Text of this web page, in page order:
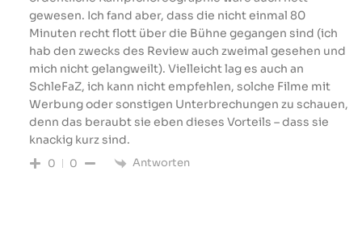
gewesen. Ich fand aber, dass die nicht einmal 80
Minuten recht flott über die Bühne gegangen sind (ich
hab den zwecks des Review auch zweimal gesehen und
mich nicht gelangweilt). Vielleicht lag es auch an
SchleFaZ, ich kann nicht empfehlen, solche Filme mit
Werbung oder sonstigen Unterbrechungen zu schauen,
denn das beraubt sie eben dieses Vorteils – dass sie
knackig kurz sind.
0 0 Antworten